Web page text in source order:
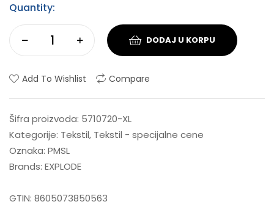
Quantity:
DODAJ U KORPU
Add To Wishlist Compare
Šifra proizvoda: 5710720-XL
Kategorije: Tekstil, Tekstil - specijalne cene
Oznaka: PMSL
Brands: EXPLODE
GTIN: 8605073850563